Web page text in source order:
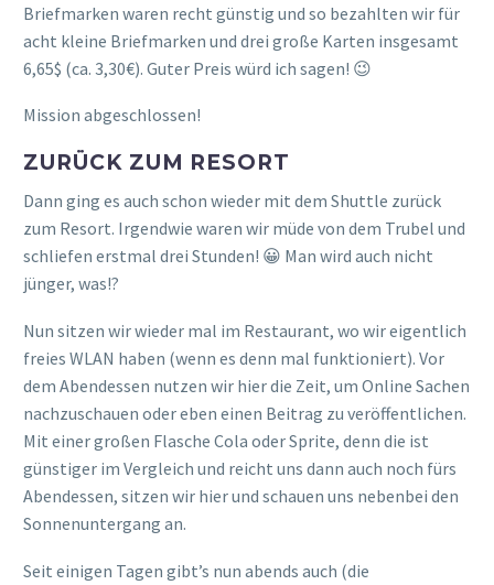
Briefmarken waren recht günstig und so bezahlten wir für
acht kleine Briefmarken und drei große Karten insgesamt
6,65$ (ca. 3,30€). Guter Preis würd ich sagen! 😉
Mission abgeschlossen!
ZURÜCK ZUM RESORT
Dann ging es auch schon wieder mit dem Shuttle zurück
zum Resort. Irgendwie waren wir müde von dem Trubel und
schliefen erstmal drei Stunden! 😀 Man wird auch nicht
jünger, was!?
Nun sitzen wir wieder mal im Restaurant, wo wir eigentlich
freies WLAN haben (wenn es denn mal funktioniert). Vor
dem Abendessen nutzen wir hier die Zeit, um Online Sachen
nachzuschauen oder eben einen Beitrag zu veröffentlichen.
Mit einer großen Flasche Cola oder Sprite, denn die ist
günstiger im Vergleich und reicht uns dann auch noch fürs
Abendessen, sitzen wir hier und schauen uns nebenbei den
Sonnenuntergang an.
Seit einigen Tagen gibt’s nun abends auch (die